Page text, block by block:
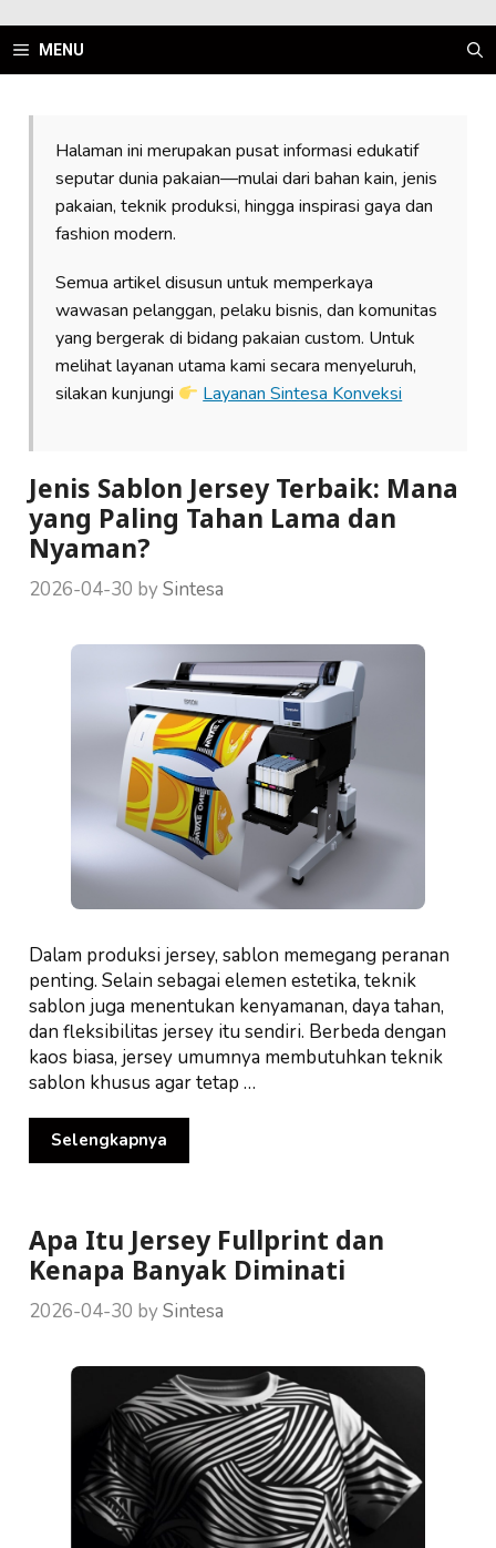
contentMENU
Halaman ini merupakan pusat informasi edukatif
seputar dunia pakaian—mulai dari bahan kain, jenis
pakaian, teknik produksi, hingga inspirasi gaya dan
fashion modern.
Semua artikel disusun untuk memperkaya
wawasan pelanggan, pelaku bisnis, dan komunitas
yang bergerak di bidang pakaian custom. Untuk
melihat layanan utama kami secara menyeluruh,
silakan kunjungi
Layanan Sintesa Konveksi
Jenis Sablon Jersey Terbaik: Mana
yang Paling Tahan Lama dan
Nyaman?
2026-04-30 bySintesa
Dalam produksi jersey, sablon memegang peranan
penting. Selain sebagai elemen estetika, teknik
sablon juga menentukan kenyamanan, daya tahan,
dan fleksibilitas jersey itu sendiri. Berbeda dengan
kaos biasa, jersey umumnya membutuhkan teknik
sablon khusus agar tetap …
Selengkapnya
Apa Itu Jersey Fullprint dan
Kenapa Banyak Diminati
2026-04-30 bySintesa